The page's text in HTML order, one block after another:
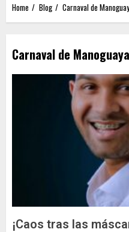
Home Blog Carnaval de
Carnaval de
¡Caos tras las